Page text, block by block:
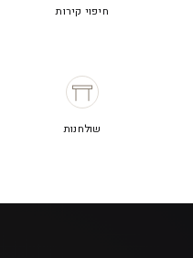
חיפוי קירות
שולחנות